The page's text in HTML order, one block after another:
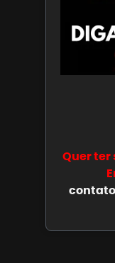
Quer ter